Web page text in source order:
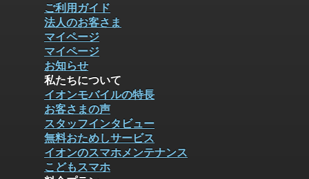
ご利用ガイド
法人のお客さま
マイページ
マイページ
お知らせ
私たちについて
イオンモバイルの特長
お客さまの声
スタッフインタビュー
無料おためしサービス
イオンのスマホメンテナンス
こどもスマホ